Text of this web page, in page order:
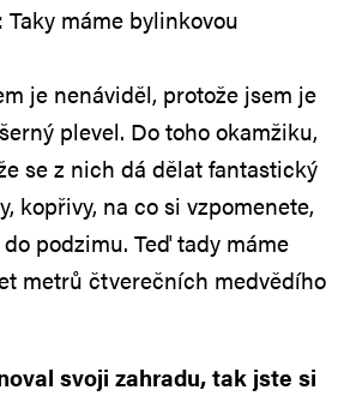
Taky máme bylinkovou
je nenáviděl, protože jsem je
plevel. Do toho okamžiku,
se z nich dá dělat fantastický
kopřivy, na co si vzpomenete,
podzimu. Teď tady máme
metrů čtverečních medvědího
svoji zahradu, tak jste si